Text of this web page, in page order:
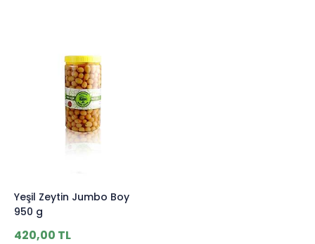
Yeşil Zeytin Jumbo Boy
950 g
420,00 TL